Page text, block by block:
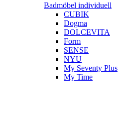
Badmöbel individuell
CUBIK
Dogma
DOLCEVITA
Form
SENSE
NYU
My Seventy Plus
My Time